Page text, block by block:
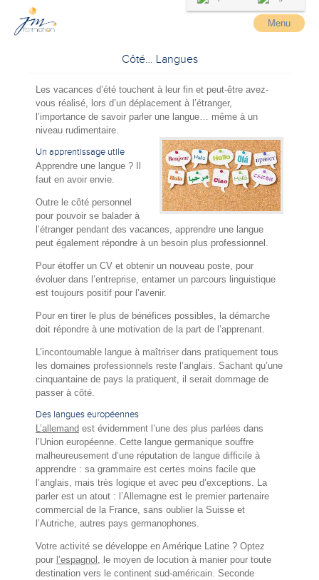
Côté… Langues
Les vacances d’été touchent à leur fin et peut-être avez-
vous réalisé, lors d’un déplacement à l’étranger,
l’importance de savoir parler une langue… même à un
niveau rudimentaire.
Un apprentissage utile
Apprendre une langue ? Il
faut en avoir envie.
Outre le côté personnel
pour pouvoir se balader à
l’étranger pendant des vacances, apprendre une langue
peut également répondre à un besoin plus professionnel.
Pour étoffer un CV et obtenir un nouveau poste, pour
évoluer dans l’entreprise, entamer un parcours linguistique
est toujours positif pour l’avenir.
Pour en tirer le plus de bénéfices possibles, la démarche
doit répondre à une motivation de la part de l’apprenant.
L’incontournable langue à maîtriser dans pratiquement tous
les domaines professionnels reste l’anglais. Sachant qu’une
cinquantaine de pays la pratiquent, il serait dommage de
passer à côté.
Des langues européennes
L’allemand est évidemment l’une des plus parlées dans
l’Union européenne. Cette langue germanique souffre
malheureusement d’une réputation de langue difficile à
apprendre : sa grammaire est certes moins facile que
l’anglais, mais très logique et avec peu d’exceptions. La
parler est un atout : l’Allemagne est le premier partenaire
commercial de la France, sans oublier la Suisse et
l’Autriche, autres pays germanophones.
Votre activité se développe en Amérique Latine ? Optez
pour l’espagnol , le moyen de locution à manier pour toute
destination vers le continent sud-américain. Seconde
Menu